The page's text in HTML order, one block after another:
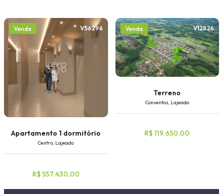
Venda V56296
Apartamento 1 dormitório
Centro, Lajeado
R$ 557.430,00
Venda V12826
Terreno
Conventos, Lajeado
R$ 119.650,00